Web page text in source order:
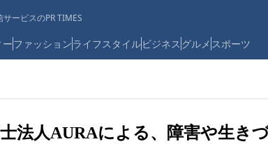
ービスのPR TIMES
ーファッションライフスタイルビジネス グルメ スポーツ
法人AURAによる、障害や生き